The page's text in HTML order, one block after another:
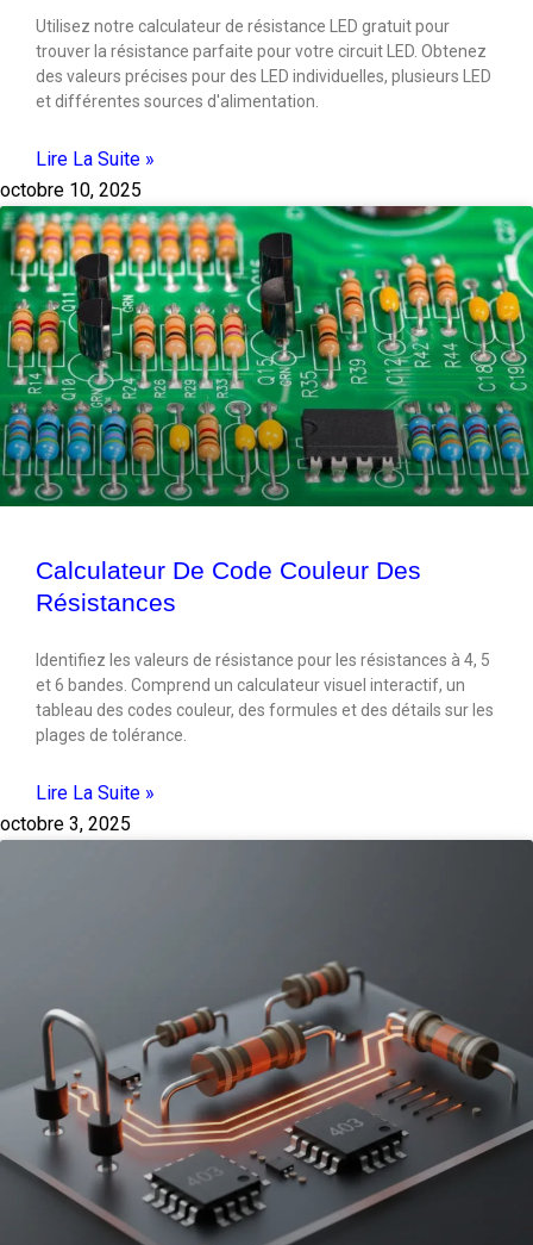
Utilisez notre calculateur de résistance LED gratuit pour
trouver la résistance parfaite pour votre circuit LED. Obtenez
des valeurs précises pour des LED individuelles, plusieurs LED
et différentes sources d'alimentation.
Lire La Suite »
octobre 10, 2025
Calculateur De Code Couleur Des
Résistances
Identifiez les valeurs de résistance pour les résistances à 4, 5
et 6 bandes. Comprend un calculateur visuel interactif, un
tableau des codes couleur, des formules et des détails sur les
plages de tolérance.
Lire La Suite »
octobre 3, 2025